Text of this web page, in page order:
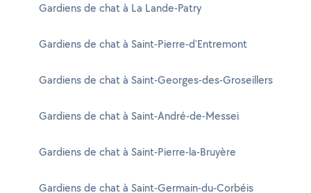
Gardiens de chat à La Lande-Patry
Gardiens de chat à Saint-Pierre-d'Entremont
Gardiens de chat à Saint-Georges-des-Groseillers
Gardiens de chat à Saint-André-de-Messei
Gardiens de chat à Saint-Pierre-la-Bruyère
Gardiens de chat à Saint-Germain-du-Corbéis